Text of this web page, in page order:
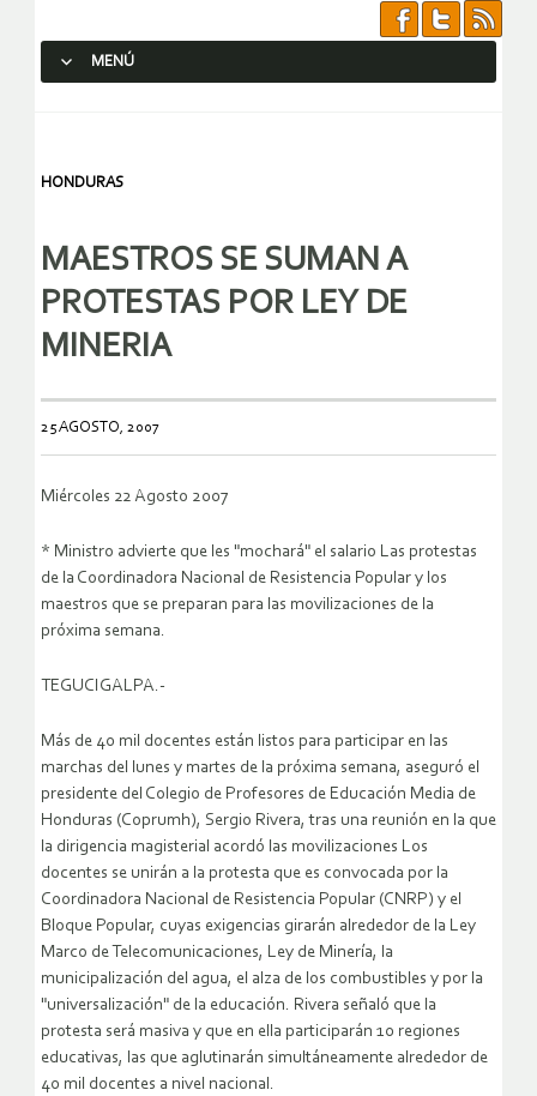
MENÚ
HONDURAS
MAESTROS SE SUMAN A
PROTESTAS POR LEY DE
MINERIA
25 AGOSTO, 2007
Miércoles 22 Agosto 2007
* Ministro advierte que les "mochará" el salario Las protestas
de la Coordinadora Nacional de Resistencia Popular y los
maestros que se preparan para las movilizaciones de la
próxima semana.
TEGUCIGALPA.-
Más de 40 mil docentes están listos para participar en las
marchas del lunes y martes de la próxima semana, aseguró el
presidente del Colegio de Profesores de Educación Media de
Honduras (Coprumh), Sergio Rivera, tras una reunión en la que
la dirigencia magisterial acordó las movilizaciones Los
docentes se unirán a la protesta que es convocada por la
Coordinadora Nacional de Resistencia Popular (CNRP) y el
Bloque Popular, cuyas exigencias girarán alrededor de la Ley
Marco de Telecomunicaciones, Ley de Minería, la
municipalización del agua, el alza de los combustibles y por la
"universalización" de la educación. Rivera señaló que la
protesta será masiva y que en ella participarán 10 regiones
educativas, las que aglutinarán simultáneamente alrededor de
40 mil docentes a nivel nacional.